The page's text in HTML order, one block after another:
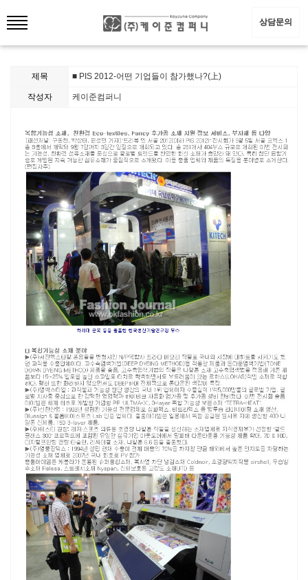
상담문의
제목 ■ PIS 2012-어떤 기업들이 참가했나?(上)
작성자 케이준컴퍼니